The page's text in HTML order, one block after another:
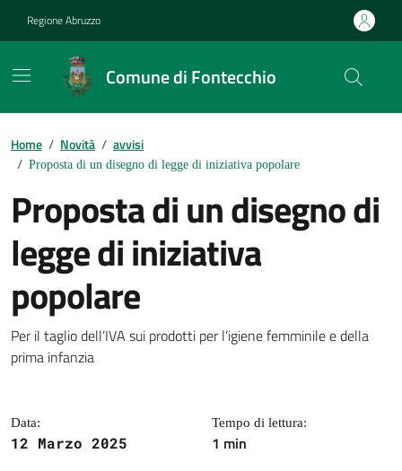
Regione Abruzzo
Comune di Fontecchio
Contenuti in evidenza
Home / Novità / avvisi
/ Proposta di un disegno di legge di iniziativa popolare
Proposta di un disegno di
legge di iniziativa
popolare
Dettagli della notizia
Per il taglio dell’IVA sui prodotti per l’igiene femminile e della
prima infanzia
Data:
12 Marzo 2025
Tempo di lettura:
1 min